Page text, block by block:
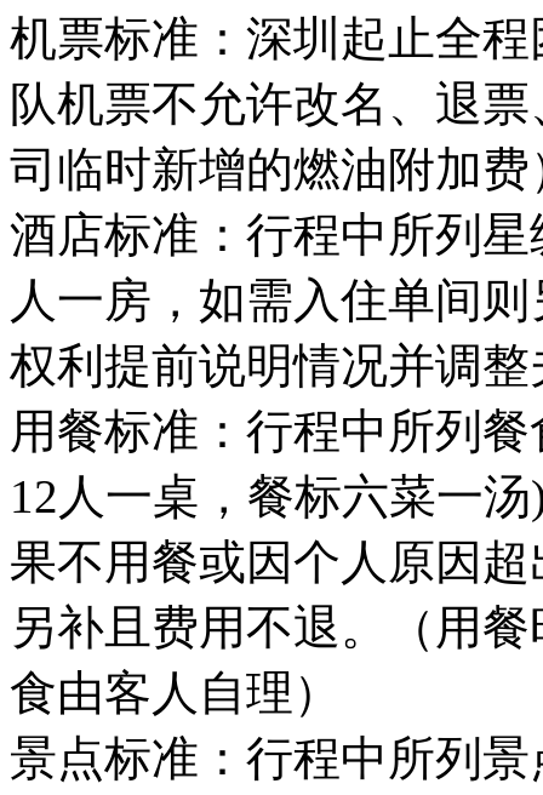
机票标准：深圳起止全
队机票不允许改名、退
司临时新增的燃油附加费
酒店标准：行程中所列
人一房，如需入住单间
权利提前说明情况并调
用餐标准：行程中所列
12人一桌，餐标六菜一
果不用餐或因个人原因
另补且费用不退。（用
食由客人自理）
景点标准：行程中所列